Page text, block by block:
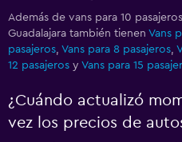
Además de vans para 10
Guadalajara también tienen Vans
pasajeros, Vans para 8 pasajeros,
12 pasajeros y Vans para 15
¿Cuándo actualizó
vez los precios de